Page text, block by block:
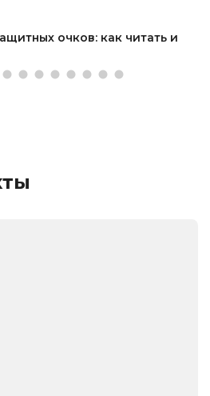
очков: как читать и